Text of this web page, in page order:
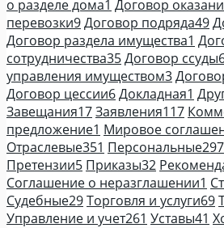
о разделе дома1 Договор
перевозки9Договор подряда49
Договор раздела имущества1
сотрудничества35Договор ссуды
управления имуществом3
Договор цессии6Докладная1
Завещания17Заявления117
предложение1 Мировое
Отраслевые351 Персональные297
Претензии5 Приказы32
Соглашение о неразглашении1
Судебные29Торговля и услуги69
Управление и учет261 Уставы41